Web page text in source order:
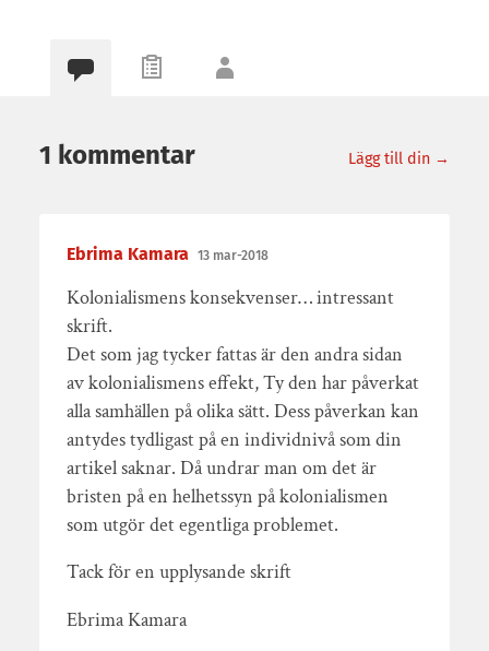
1 kommentar Lägg till din →
Ebrima Kamara 13 mar-2018
Kolonialismens konsekvenser… intressant
skrift.
Det som jag tycker fattas är den andra sidan
av kolonialismens effekt, Ty den har påverkat
alla samhällen på olika sätt. Dess påverkan kan
antydes tydligast på en individnivå som din
artikel saknar. Då undrar man om det är
bristen på en helhetssyn på kolonialismen
som utgör det egentliga problemet.
Tack för en upplysande skrift
Ebrima Kamara